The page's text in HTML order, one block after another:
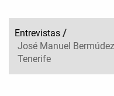
Entrevistas /
José Manuel
Tenerife